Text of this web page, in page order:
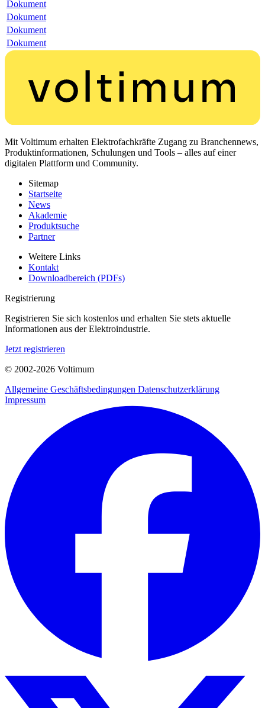
Dokument
Dokument
Dokument
Dokument
Mit Voltimum erhalten Elektrofachkräfte Zugang zu Branchennews,
Produktinformationen, Schulungen und Tools – alles auf einer
digitalen Plattform und Community.
Sitemap
Startseite
News
Akademie
Produktsuche
Partner
Weitere Links
Kontakt
Downloadbereich (PDFs)
Registrierung
Registrieren Sie sich kostenlos und erhalten Sie stets aktuelle
Informationen aus der Elektroindustrie.
Jetzt registrieren
© 2002-2026 Voltimum
Allgemeine Geschäftsbedingungen Datenschutzerklärung
Impressum